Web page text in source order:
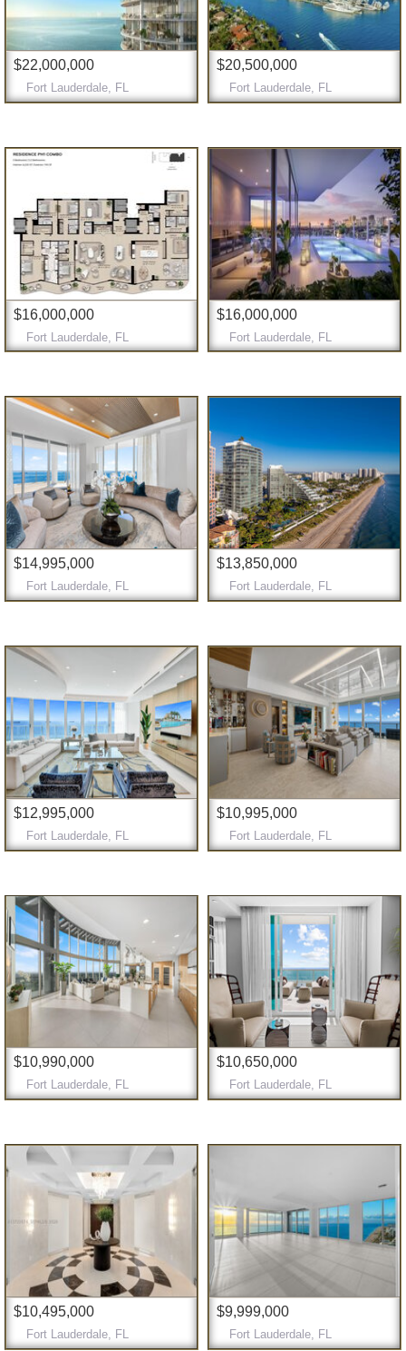
$22,000,000
Fort Lauderdale, FL
$20,500,000
Fort Lauderdale, FL
$16,000,000
Fort Lauderdale, FL
$16,000,000
Fort Lauderdale, FL
$14,995,000
Fort Lauderdale, FL
$13,850,000
Fort Lauderdale, FL
$12,995,000
Fort Lauderdale, FL
$10,995,000
Fort Lauderdale, FL
$10,990,000
Fort Lauderdale, FL
$10,650,000
Fort Lauderdale, FL
$10,495,000
Fort Lauderdale, FL
$9,999,000
Fort Lauderdale, FL